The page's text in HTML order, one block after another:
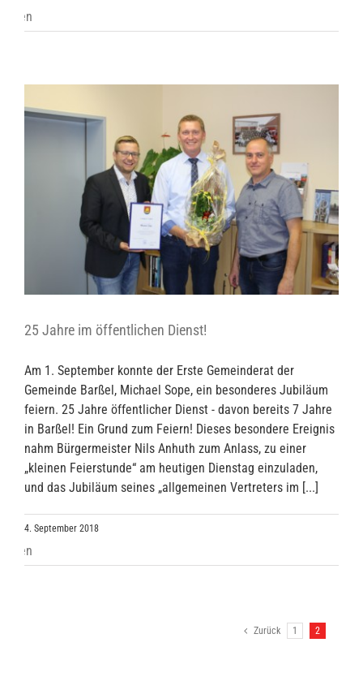
25 Jahre im öffentlichen Dienst!
Am 1. September konnte der Erste Gemeinderat der
Gemeinde Barßel, Michael Sope, ein besonderes Jubiläum
feiern. 25 Jahre öffentlicher Dienst - davon bereits 7 Jahre
in Barßel! Ein Grund zum Feiern! Dieses besondere Ereignis
nahm Bürgermeister Nils Anhuth zum Anlass, zu einer
„kleinen Feierstunde“ am heutigen Dienstag einzuladen,
und das Jubiläum seines „allgemeinen Vertreters im [...]
4. September 2018
Zurück 1 2